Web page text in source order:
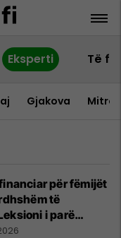
Eksperti Të
Gjakova
për fëmijët
të
i parë
nga Halkbank